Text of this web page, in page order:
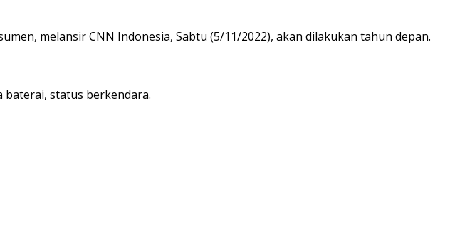
melansir CNN Indonesia, Sabtu (5/11/2022), akan dilakukan tahun depan.
status berkendara.